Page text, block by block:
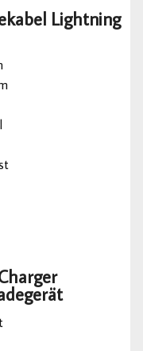
Lightning